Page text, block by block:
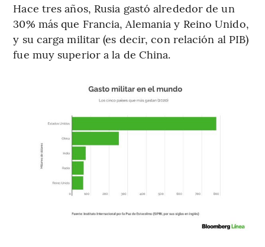
Hace tres años, Rusia gastó alrededor de un
30% más que Francia, Alemania y Reino Unido,
y su carga militar (es decir, con relación al PIB)
fue muy superior a la de China.